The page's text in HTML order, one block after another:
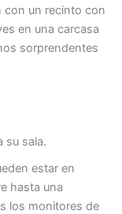
con un recinto con
en una carcasa
sorprendentes
su sala.
estar en
hasta una
los monitores de